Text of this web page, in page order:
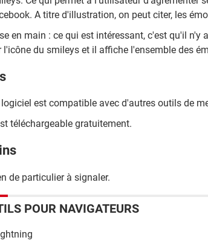
A titre d'illustration, on peut citer, les
en main : ce qui est intéressant, c'est qu'il
l'icône du smileys et il affiche l'ensemble des
logiciel est compatible avec d'autres outils de
téléchargeable gratuitement.
de particulier à signaler.
POUR NAVIGATEURS